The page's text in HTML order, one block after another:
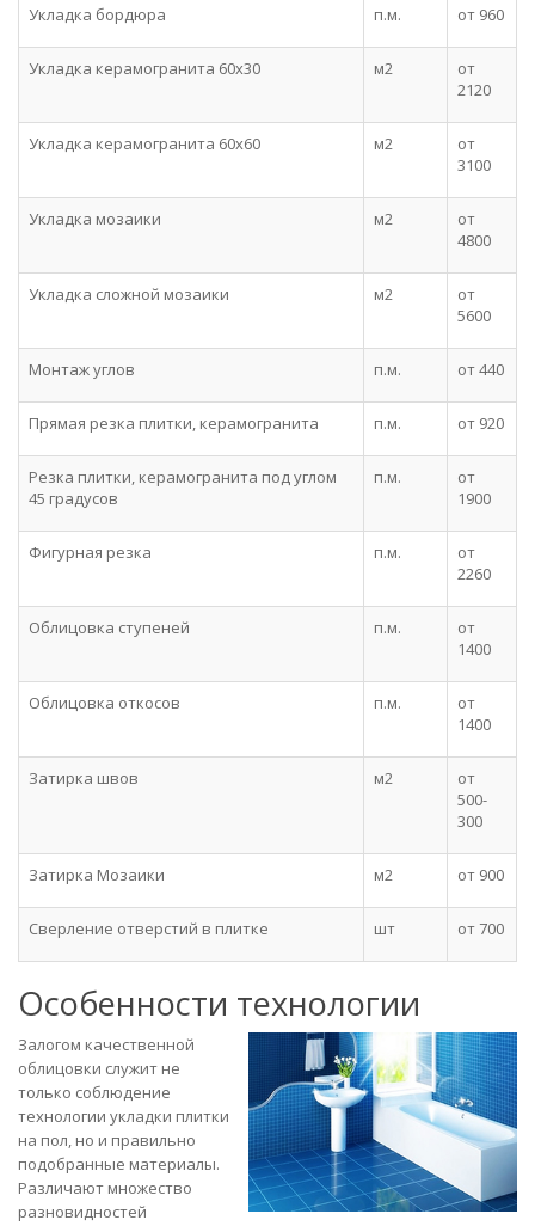
Укладка бордюра п.м. от 960
Укладка керамогранита 60x30 м2
от
2120
Укладка керамогранита 60x60 м2
от
3100
Укладка мозаики м2
от
4800
Укладка сложной мозаики м2
от
5600
Монтаж углов п.м. от 440
Прямая резка плитки, керамогранита п.м. от 920
Резка плитки, керамогранита под углом
45 градусов
п.м.
от
1900
Фигурная резка п.м.
от
2260
Облицовка ступеней п.м.
от
1400
Облицовка откосов п.м.
от
1400
Затирка швов м2
от
500-
300
Затирка Мозаики м2 от 900
Сверление отверстий в плитке шт от 700
Особенности технологии
Залогом качественной
облицовки служит не
только соблюдение
технологии укладки плитки
на пол, но и правильно
подобранные материалы.
Различают множество
разновидностей